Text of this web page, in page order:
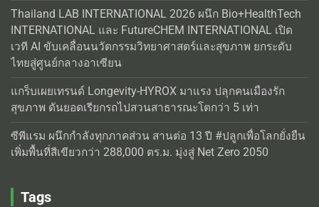
Thailand LAB INTERNATIONAL 2026 ผนึก Bio+HealthTech
INTERNATIONAL และ FutureCHEM INTERNATIONAL เปิด
เวที AI ขับเคลื่อนนวัตกรรมวิทยาศาสตร์และสุขภาพ ยกระดับ
ไทยสู่ศูนย์กลางอาเซียน
แกร็บเผยเทรนด์ Longevity-HYROX มาแรง ปลุกคนเมืองรัก
สุขภาพ ดันยอดเรียกรถไปสวนสาธารณะโตกว่า 5 เท่า
ซีพีแรม ผนึกกำลังทุกภาคส่วน สานต่อ 13 ปี #ปลูกเพื่อโลกยั่งยืน
เพิ่มพื้นที่สีเขียวกว่า 288,000 ตร.ม. มุ่งสู่ Net Zero 2050
Tags